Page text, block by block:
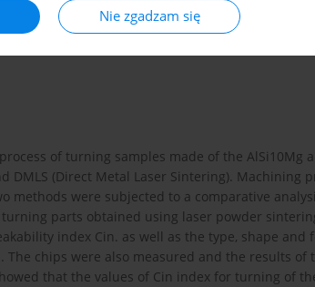
Nie zgadzam się
of turning samples made of the AlSi10Mg
(Direct Metal Laser Sintering). Machining
methods were subjected to a comparative
parts obtained using laser powder
index Cin. as well as the type, shape and
chips were also measured and the results of
that the values of Cin index for turning of